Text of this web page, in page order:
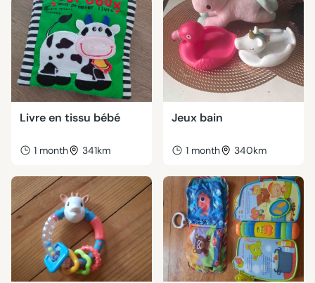
Livre en tissu bébé
1 month 341km
Jeux bain
1 month 340km